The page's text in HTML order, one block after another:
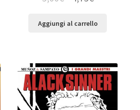
Aggiungi al carrello